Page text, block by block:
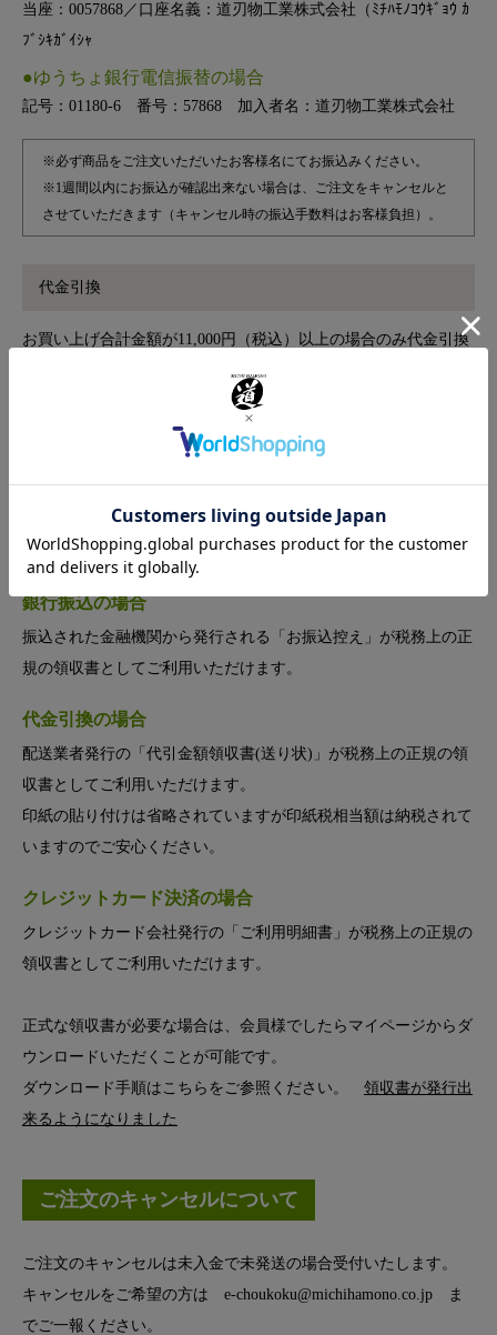
当座：0057868／口座名義：道刃物工業株式会社（ﾐﾁﾊﾓﾉｺｳｷﾞｮｳ ｶ
ﾌﾞｼｷｶﾞｲｼｬ
●ゆうちょ銀行電信振替の場合
記号：01180-6 番号：57868 加入者名：道刃物工業株式会社
※必ず商品をご注文いただいたお客様名にてお振込みください。
※1週間以内にお振込が確認出来ない場合は、ご注文をキャンセルと
させていただきます（キャンセル時の振込手数料はお客様負担）。
代金引換
お買い上げ合計金額が11,000円（税込）以上の場合のみ代金引換
商品お受け取り時に宅配業者に代金をお支払いください。※代引
き手数料：手数料440円（税込）
領収書の発行について
銀行振込の場合
振込された金融機関から発行される「お振込控え」が税務上の正
規の領収書としてご利用いただけます。
代金引換の場合
配送業者発行の「代引金額領収書(送り状)」が税務上の正規の領
収書としてご利用いただけます。
印紙の貼り付けは省略されていますが印紙税相当額は納税されて
いますのでご安心ください。
クレジットカード決済の場合
クレジットカード会社発行の「ご利用明細書」が税務上の正規の
領収書としてご利用いただけます。
正式な領収書が必要な場合は、会員様でしたらマイページからダ
ウンロードいただくことが可能です。
ダウンロード手順はこちらをご参照ください。 領収書が発行出
来るようになりました
ご注文のキャンセルについて
ご注文のキャンセルは未入金で未発送の場合受付いたします。
キャンセルをご希望の方は e-choukoku@michihamono.co.jp ま
でご一報ください。